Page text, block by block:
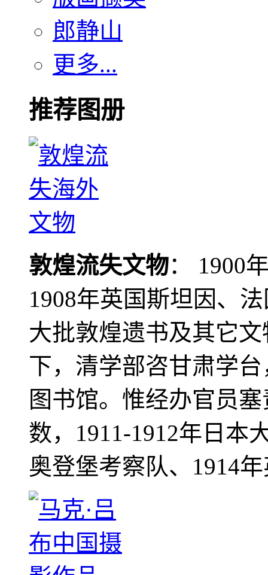
郎静山
更多...
推荐图册
敦煌流失文物： 1900
1908年英国斯坦因、
大批敦煌遗书及其它
下，清学部咨甘肃学
图书馆。惟经办官员
数，1911-1912年日本
奥登堡考察队、1914